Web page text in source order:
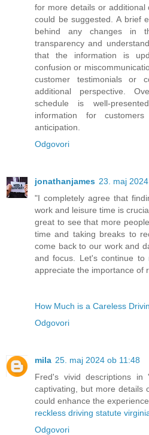
for more details or additional
could be suggested. A brief
behind any changes in
transparency and
that the information is
confusion or
customer testimonials or
additional perspective.
schedule is well-
information for
anticipation.
Odgovori
jonathanjames 23. maj
"I completely agree that
work and leisure time is
great to see that more
time and taking breaks to
come back to our work and
and focus. Let's continue
appreciate the importance of
How Much is a Careless
Odgovori
mila 25. maj 2024 ob 11:48
Fred's vivid descriptions
captivating, but more details
could enhance the experience.
reckless driving statute
Odgovori